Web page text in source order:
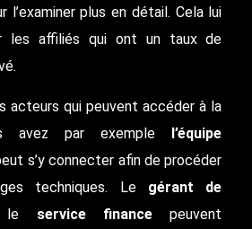
l’examiner plus en détail. Cela lui
les affiliés qui ont un taux de
acteurs qui peuvent accéder à la
avez par exemple l’équipe
s’y connecter afin de procéder
techniques. Le gérant de
service finance peuvent